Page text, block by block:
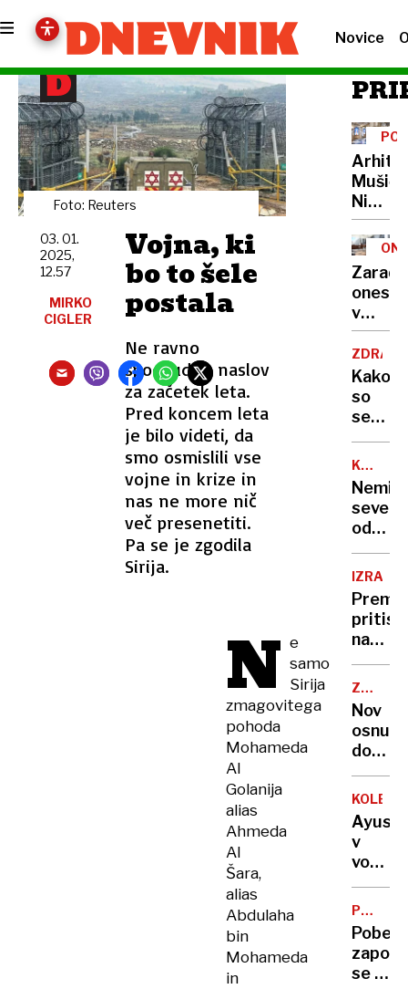
Novice
Foto: Reuters
Vojna, ki
bo to šele
postala
Ne ravno
spodbuden naslov
za začetek leta.
Pred koncem leta
je bilo videti, da
smo osmislili vse
vojne in krize in
nas ne more nič
več presenetiti.
Pa se je zgodila
Sirija.
03. 01.
2025,
12.57
MIRKO
CIGLER
N e
samo
Sirija
zmagovitega
pohoda
Mohameda
Al
Golanija
alias
Ahmeda
Al
Šara,
alias
Abdulaha
bin
Mohameda
in
Mušič:
Nikoli
nisem
da je
to v
moji
Zaradi
v
delu
voda
Kako
so
se
cilji
vlade
Nemir
od
ZDA
IZRAEL
na
Gazo
in
ZDA-
Nov
še
bolj
za
Ayuso
v
pred
POBEG
IZ
ZAPORA
se je